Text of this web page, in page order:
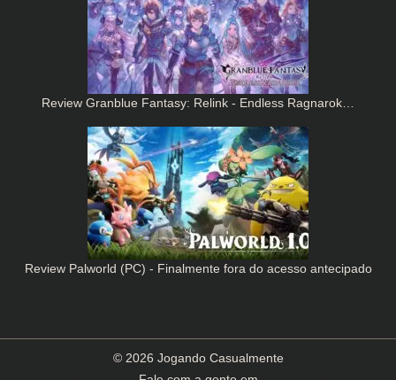
Review Granblue Fantasy: Relink - Endless Ragnarok…
Review Palworld (PC) - Finalmente fora do acesso antecipado
© 2026 Jogando Casualmente